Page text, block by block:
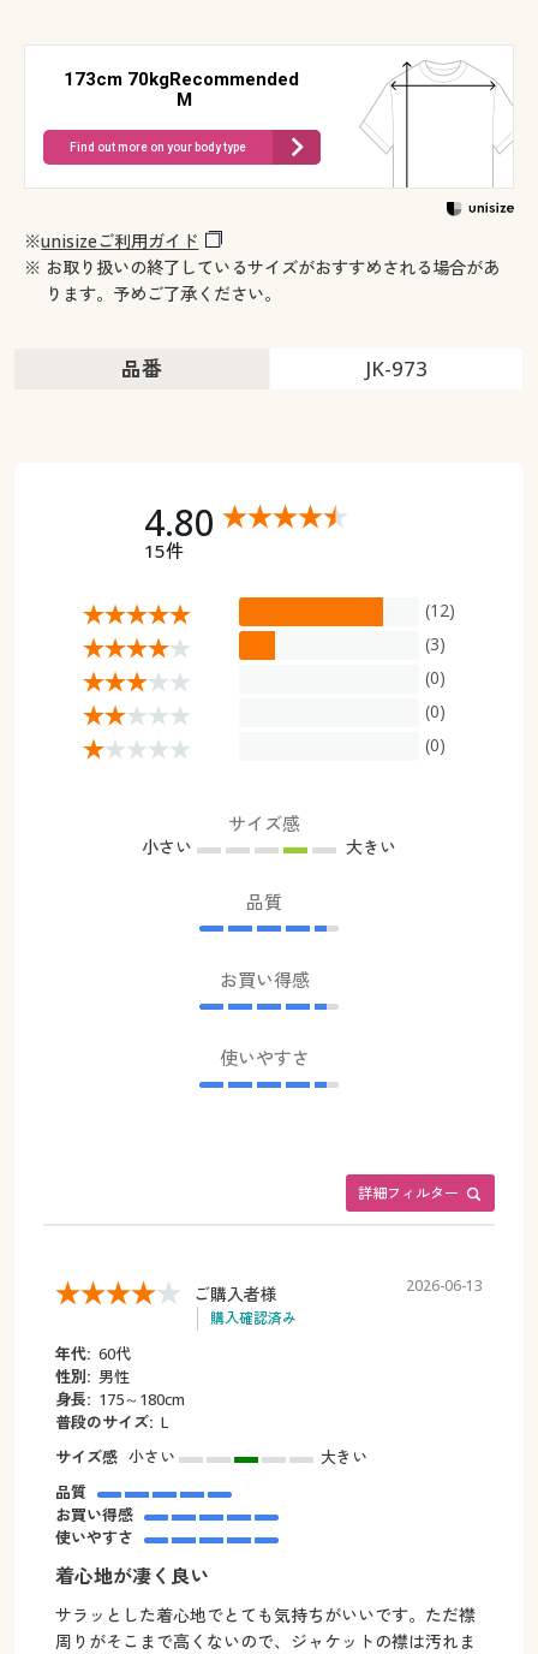
173cm 70kgRecommended
M
Find out more on your body type
※unisizeご利用ガイド
※ お取り扱いの終了しているサイズがおすすめされる場合があ
ります。予めご了承ください。
品番 JK-973
4.80
15件
(12)
(3)
(0)
(0)
(0)
サイズ感
小さい 大きい
品質
お買い得感
使いやすさ
詳細フィルター
ご購入者様
購入確認済み
2026-06-13
年代: 60代
性別: 男性
身長: 175～180cm
普段のサイズ: L
サイズ感 小さい
大きい
品質
お買い得感
使いやすさ
着心地が凄く良い
サラッとした着心地でとても気持ちがいいです。ただ襟
周りがそこまで高くないので、ジャケットの襟は汚れま